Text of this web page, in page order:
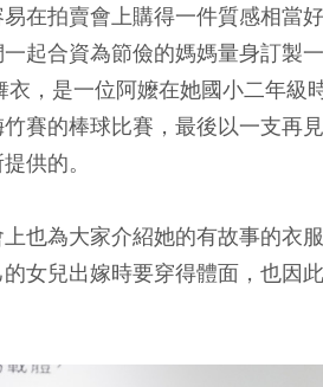
在拍賣會上購得一件質感相當
起合資為節儉的媽媽量身訂製
，是一位阿嬤在她國小二年級
賽的棒球比賽，最後以一支再
供的。
也為大家介紹她的有故事的衣
女兒出嫁時要穿得體面，也因